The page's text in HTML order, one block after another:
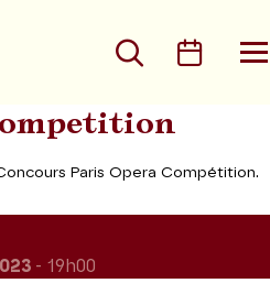
Rechercher
Paris Opera Compétition.
- 19h00